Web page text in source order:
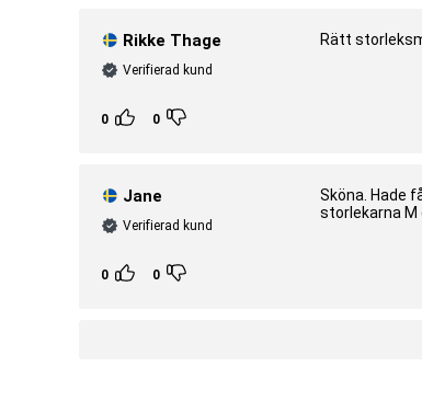
Rikke Thage
Verifierad kund
0 0
Rätt
Jane
Verifierad kund
0 0
Sköna. Hade
storlekarna M